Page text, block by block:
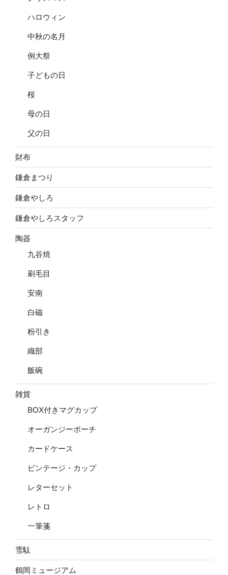
ハロウィン
中秋の名月
例大祭
子どもの日
桜
母の日
父の日
財布
鎌倉まつり
鎌倉やしろ
鎌倉やしろスタッフ
陶器
九谷焼
刷毛目
安南
白磁
粉引き
織部
飯碗
雑貨
BOX付きマグカップ
オーガンジーポーチ
カードケース
ビンテージ・カップ
レターセット
レトロ
一筆箋
雪駄
鶴岡ミュージアム